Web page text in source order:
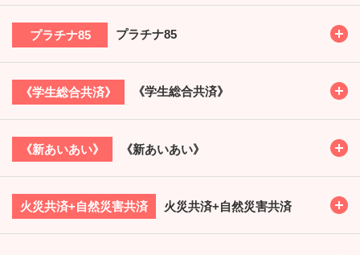
プラチナ85 プラチナ85
《学生総合共済》 《学生総合共済》
《新あいあい》 《新あいあい》
火災共済+自然災害共済 火災共済+自然災害共済